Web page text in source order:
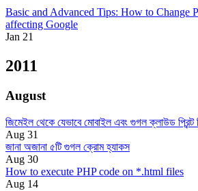
Basic and Advanced Tips: How to Change
affecting Google
Jan 21
2011
August
জিমেইল থেকে যেভাবে মোবাইল এবং গুগল ক্লাউড প্রিন্ট
Aug 31
জানা অজানা ৫টি গুগল ক্রোম হ্যাকস
Aug 30
How to execute PHP code on *.html files
Aug 14